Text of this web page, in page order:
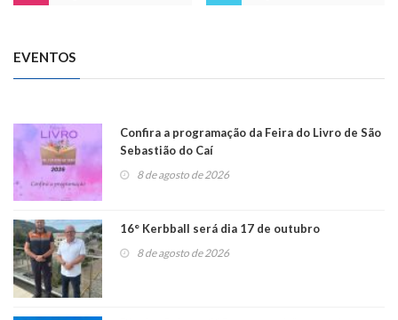
EVENTOS
Confira a programação da Feira do Livro de São
Sebastião do Caí
8 de agosto de 2026
16° Kerbball será dia 17 de outubro
8 de agosto de 2026